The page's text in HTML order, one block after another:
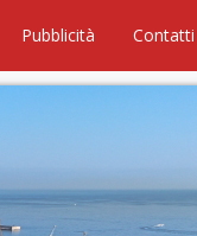
Pubblicità Contatti